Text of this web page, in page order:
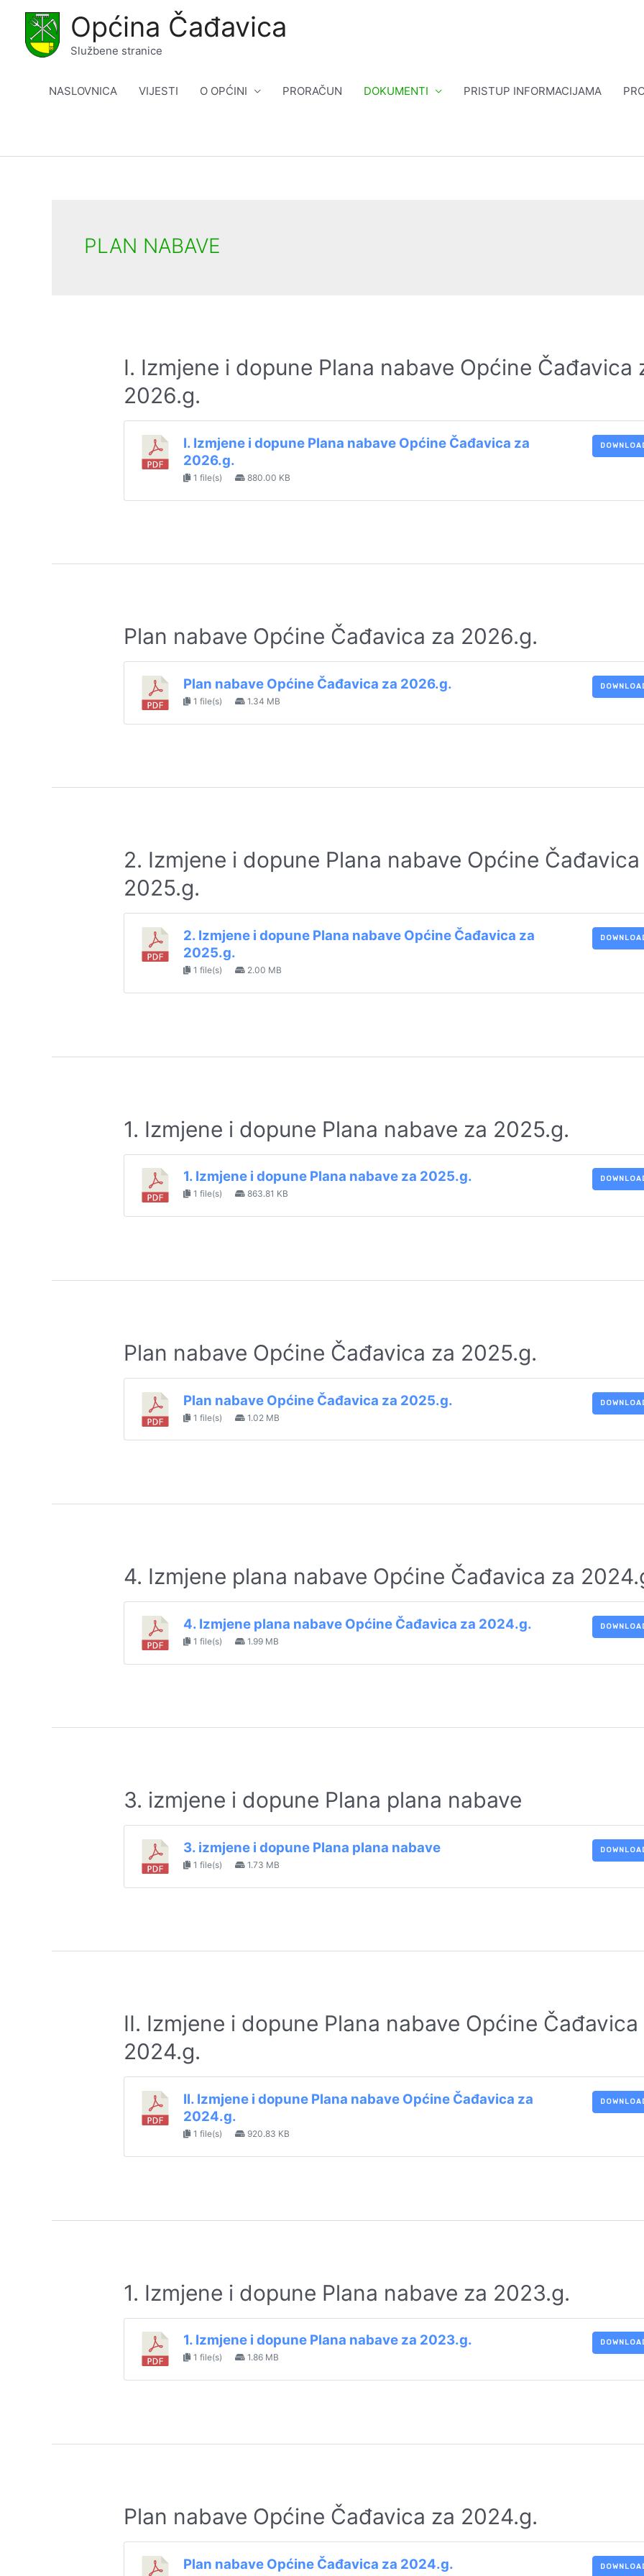
content
Općina Čađavica
Službene stranice
NASLOVNICA VIJESTI O OPĆINI PRORAČUN DOKUMENTI PRISTUP INFORMACIJAMA
PLAN NABAVE
I. Izmjene i dopune Plana nabave Općine Čađavica
2026.g.
I. Izmjene i dopune Plana nabave Općine Čađavica za
2026.g.
1 file(s) 880.00 KB
Plan nabave Općine Čađavica za 2026.g.
Plan nabave Općine Čađavica za 2026.g.
1 file(s) 1.34 MB
2. Izmjene i dopune Plana nabave Općine
2025.g.
2. Izmjene i dopune Plana nabave Općine Čađavica za
2025.g.
1 file(s) 2.00 MB
1. Izmjene i dopune Plana nabave za 2025.g.
1. Izmjene i dopune Plana nabave za 2025.g.
1 file(s) 863.81 KB
Plan nabave Općine Čađavica za 2025.g.
Plan nabave Općine Čađavica za 2025.g.
1 file(s) 1.02 MB
4. Izmjene plana nabave Općine Čađavica za
4. Izmjene plana nabave Općine Čađavica za 2024.g.
1 file(s) 1.99 MB
3. izmjene i dopune Plana plana nabave
3. izmjene i dopune Plana plana nabave
1 file(s) 1.73 MB
II. Izmjene i dopune Plana nabave Općine Čađavica
2024.g.
II. Izmjene i dopune Plana nabave Općine Čađavica za
2024.g.
1 file(s) 920.83 KB
1. Izmjene i dopune Plana nabave za 2023.g.
1. Izmjene i dopune Plana nabave za 2023.g.
1 file(s) 1.86 MB
Plan nabave Općine Čađavica za 2024.g.
Plan nabave Općine Čađavica za 2024.g.